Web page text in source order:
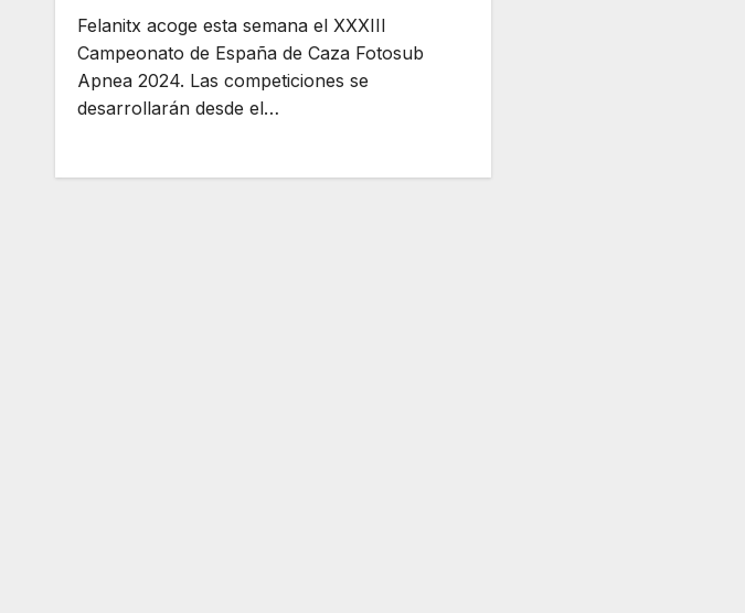
Felanitx acoge esta semana el XXXIII
Campeonato de España de Caza Fotosub
Apnea 2024. Las competiciones se
desarrollarán desde el…